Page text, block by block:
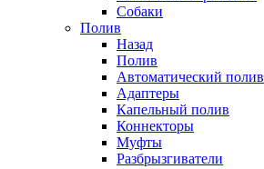
Собаки
Полив
Назад
Полив
Автоматический полив
Адаптеры
Капельный полив
Коннекторы
Муфты
Разбрызгиватели